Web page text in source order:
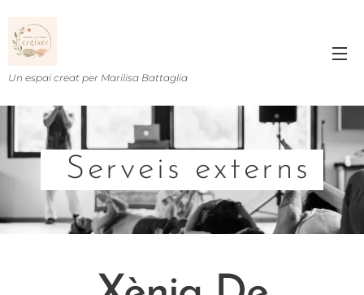
Un espai creat per Marilisa Battaglia
Serveis externs